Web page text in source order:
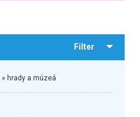
Filter
» hrady a múzeá